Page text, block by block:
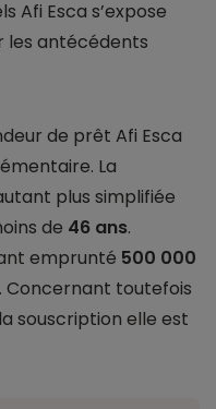
Afi Esca s’expose
les antécédents
de prêt Afi Esca
La
plus simplifiée
de 46 ans.
emprunté 500 000
Concernant toutefois
souscription elle est